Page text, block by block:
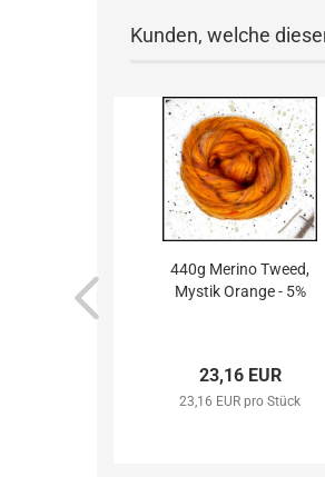
Kunden, welche
440g Merino Tweed,
Mystik Orange - 5%
23,16 EUR
23,16 EUR pro Stück